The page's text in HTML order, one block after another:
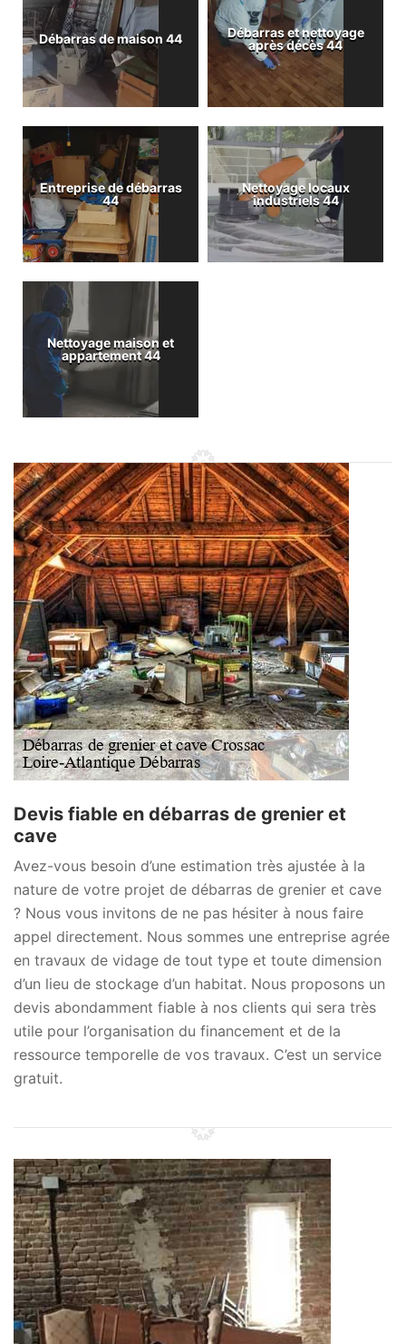
Débarras de maison 44
Débarras et nettoyage
après décès 44
Entreprise de débarras
44
Nettoyage locaux
industriels 44
Nettoyage maison et
appartement 44
Devis fiable en débarras de grenier et
cave
Avez-vous besoin d’une estimation très ajustée à la
nature de votre projet de débarras de grenier et cave
? Nous vous invitons de ne pas hésiter à nous faire
appel directement. Nous sommes une entreprise agrée
en travaux de vidage de tout type et toute dimension
d’un lieu de stockage d’un habitat. Nous proposons un
devis abondamment fiable à nos clients qui sera très
utile pour l’organisation du financement et de la
ressource temporelle de vos travaux. C’est un service
gratuit.